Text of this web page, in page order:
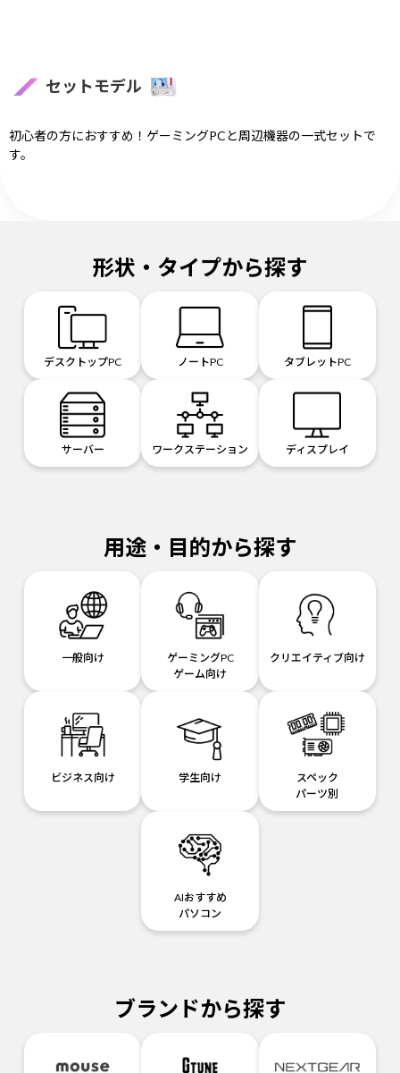
セットモデル
初心者の方におすすめ！ゲーミングPCと周辺機器の一式セットで
す。
形状・タイプから探す
デスクトップPC ノートPC タブレットPC
サーバー ワークステーション ディスプレイ
用途・目的から探す
一般向け
ゲーミングPC
ゲーム向け
クリエイティブ向け
ビジネス向け 学生向け
スペック
パーツ別
AIおすすめ
パソコン
ブランドから探す